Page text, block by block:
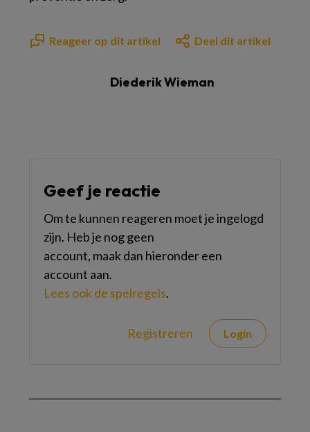
Reageer op dit artikel Deel dit artikel
Diederik Wieman
Geef je reactie
Om te kunnen reageren moet je ingelogd
zijn. Heb je nog geen
account, maak dan hieronder een
account aan.
Lees ook de spelregels.
Registreren Login